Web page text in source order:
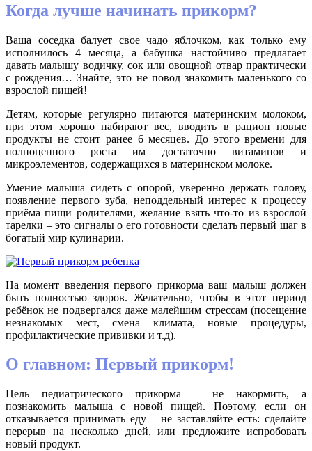
Когда лучше начинать прикорм?
Ваша соседка балует свое чадо яблочком, как только ему
исполнилось 4 месяца, а бабушка настойчиво предлагает
давать малышу водичку, сок или овощной отвар практически
с рождения… Знайте, это не повод знакомить маленького со
взрослой пищей!
Детям, которые регулярно питаются материнским молоком,
при этом хорошо набирают вес, вводить в рацион новые
продукты не стоит ранее 6 месяцев. До этого времени для
полноценного роста им достаточно витаминов и
микроэлементов, содержащихся в материнском молоке.
Умение малыша сидеть с опорой, уверенно держать голову,
появление первого зуба, неподдельный интерес к процессу
приёма пищи родителями, желание взять что-то из взрослой
тарелки – это сигналы о его готовности сделать первый шаг в
богатый мир кулинарии.
На момент введения первого прикорма ваш малыш должен
быть полностью здоров. Желательно, чтобы в этот период
ребёнок не подвергался даже малейшим стрессам (посещение
незнакомых мест, смена климата, новые процедуры,
профилактические прививки и т.д).
О главном: Первый прикорм!
Цель педиатрического прикорма – не накормить, а
познакомить малыша с новой пищей. Поэтому, если он
отказывается принимать еду – не заставляйте есть: сделайте
перерыв на несколько дней, или предложите испробовать
новый продукт.